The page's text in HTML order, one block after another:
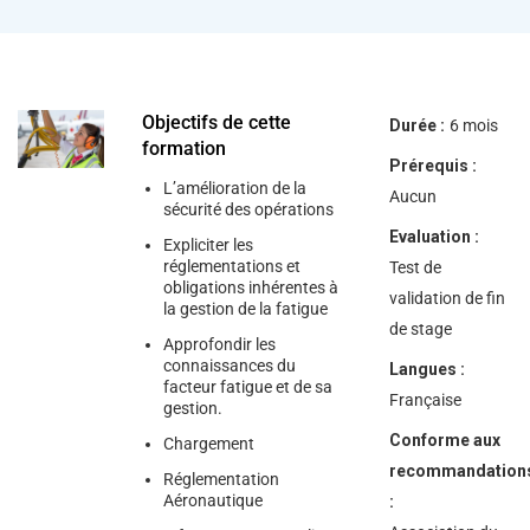
the
content.
Objectifs de cette
formation
L’amélioration de la
sécurité des opérations
Expliciter les
réglementations et
obligations inhérentes à
la gestion de la fatigue
Approfondir les
connaissances du
facteur fatigue et de sa
gestion.
Chargement
Réglementation
Aéronautique
Durée : 6 mois
Prérequis :
Aucun
Evaluation :
Test de
validation de fin
de stage
Langues :
Française
Conforme aux
: